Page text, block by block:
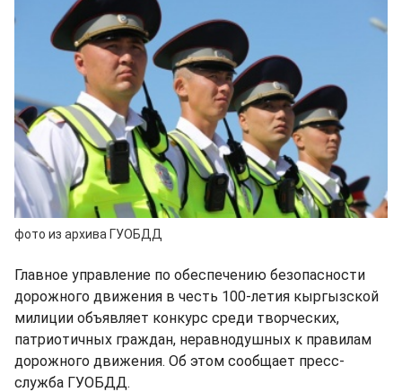
фото из архива ГУОБДД
Главное управление по обеспечению безопасности
дорожного движения в честь 100-летия кыргызской
милиции объявляет конкурс среди творческих,
патриотичных граждан, неравнодушных к правилам
дорожного движения. Об этом сообщает пресс-
служба ГУОБДД.